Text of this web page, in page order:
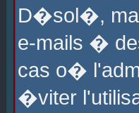
D�sol�,
e-mails �
cas o�
�viter